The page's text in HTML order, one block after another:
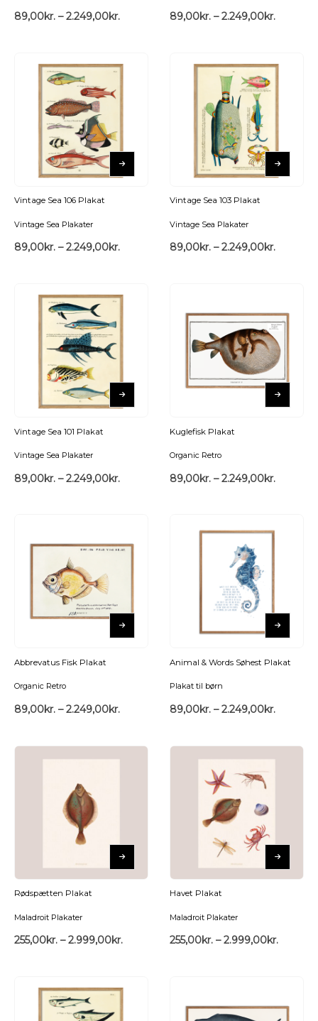
89,00kr. – 2.249,00kr. 89,00kr. – 2.249,00kr.
Vintage Sea 106 Plakat
Vintage Sea Plakater
89,00kr. – 2.249,00kr.
Vintage Sea 103 Plakat
Vintage Sea Plakater
89,00kr. – 2.249,00kr.
Vintage Sea 101 Plakat
Vintage Sea Plakater
89,00kr. – 2.249,00kr.
Kuglefisk Plakat
Organic Retro
89,00kr. – 2.249,00kr.
Abbrevatus Fisk Plakat
Organic Retro
89,00kr. – 2.249,00kr.
Animal & Words Søhest Plakat
Plakat til børn
89,00kr. – 2.249,00kr.
Rødspætten Plakat
Maladroit Plakater
255,00kr. – 2.999,00kr.
Havet Plakat
Maladroit Plakater
255,00kr. – 2.999,00kr.